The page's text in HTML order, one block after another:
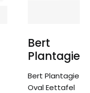
Bert
Plantagie
Bert Plantagie
Oval Eettafel